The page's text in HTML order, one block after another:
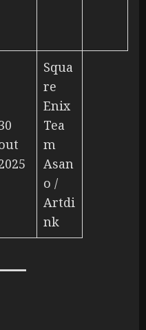
Squa
re
Enix
Tea
m
Asan
o /
Artdi
nk